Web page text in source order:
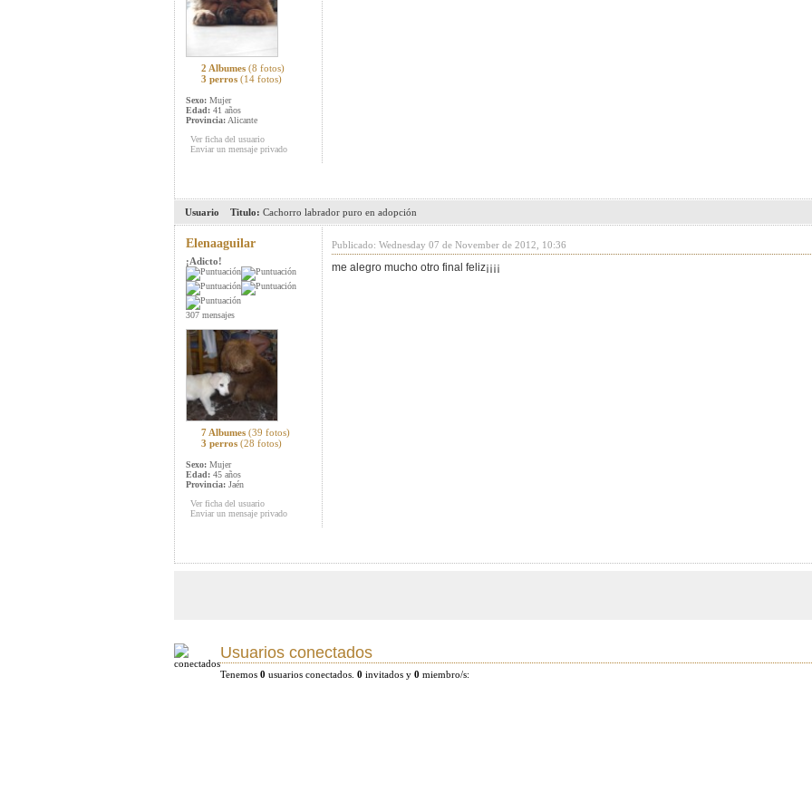
2 Albumes (8 fotos)
3 perros (14 fotos)
Sexo: Mujer
Edad: 41 años
Provincia: Alicante
Ver ficha del usuario
Enviar un mensaje privado
Usuario Titulo: Cachorro labrador puro en adopción
Elenaaguilar
¡Adicto!
307 mensajes
7 Albumes (39 fotos)
3 perros (28 fotos)
Sexo: Mujer
Edad: 45 años
Provincia: Jaén
Ver ficha del usuario
Enviar un mensaje privado
Publicado: Wednesday 07 de November de 2012, 10:36
me alegro mucho otro final feliz¡¡¡¡
Usuarios conectados
Tenemos 0 usuarios conectados. 0 invitados y 0 miembro/s: